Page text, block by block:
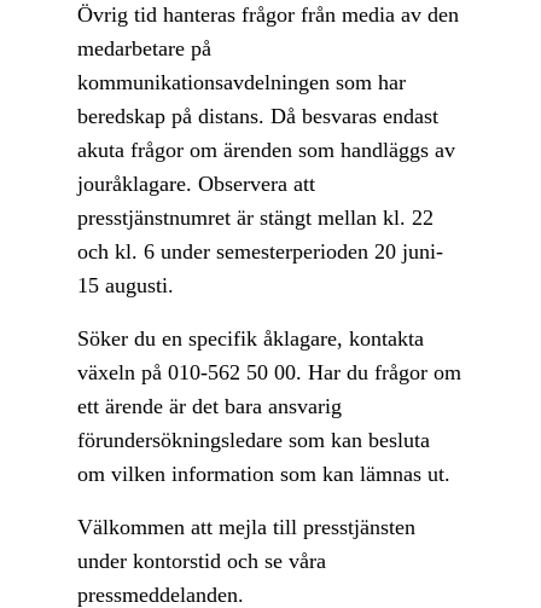
Övrig tid hanteras frågor från media av den
medarbetare på
kommunikationsavdelningen som har
beredskap på distans. Då besvaras endast
akuta frågor om ärenden som handläggs av
jouråklagare. Observera att
presstjänstnumret är stängt mellan kl. 22
och kl. 6 under semesterperioden 20 juni-
15 augusti.
Söker du en specifik åklagare, kontakta
växeln på 010-562 50 00. Har du frågor om
ett ärende är det bara ansvarig
förundersökningsledare som kan besluta
om vilken information som kan lämnas ut.
Välkommen att mejla till presstjänsten
under kontorstid och se våra
pressmeddelanden.